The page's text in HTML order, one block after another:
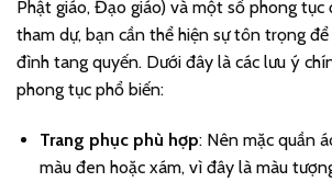
Phật giáo, Đạo giáo) và một số phong tục
tham dự, bạn cần thể hiện sự tôn trọng
đình tang quyến. Dưới đây là các lưu ý
phong tục phổ biến:
Trang phục phù hợp: Nên mặc quần
màu đen hoặc xám, vì đây là màu